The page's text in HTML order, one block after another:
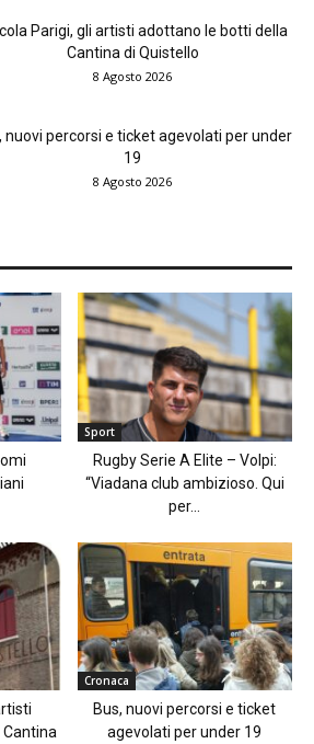
Parigi, gli artisti adottano le botti della
Cantina di Quistello
8 Agosto 2026
nuovi percorsi e ticket agevolati per under
19
8 Agosto 2026
Sport
Rugby Serie A Elite – Volpi:
“Viadana club ambizioso. Qui
per...
Cronaca
Bus, nuovi percorsi e ticket
agevolati per under 19